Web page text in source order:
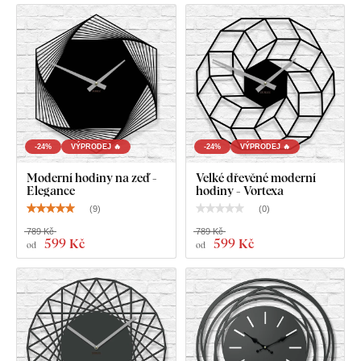
která vzniká slisováním dřevěných vláken a pryskyřice pod
tlakem. Materiál jepevný (tloušťka 3 mm),tvarově stálý a má
hladký povrch. Díky své pevnosti umožňuje precizní řezání i
jemných, tenkých detailů.
Na výběr máte z12 dekorůs polomatným lakem, který
zvyšujeodolnost proti běžnému poškrábání.Tloušťka 3
mmdodává produktu3D efekt
s jemným stínováním, díky
čemuž na stěně působí čistě a elegantně – na rozdíl od
tenkých papírových samolepek.
-24% VÝPRODEJ 🔥
Moderní hodiny na zeď -
Elegance
(9)
od 599 Kč
789 Kč
-24% VÝPRODEJ 🔥
Velké dřevěné moderní
hodiny - Vortexa
(0)
od 599 Kč
789 Kč